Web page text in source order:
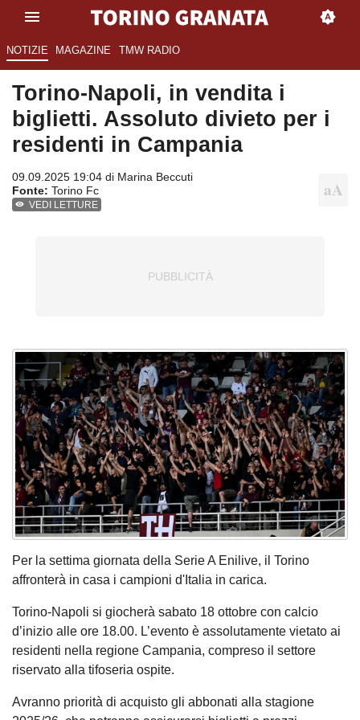
NOTIZIE MAGAZINE TMW RADIO
Torino-Napoli, in vendita i
biglietti. Assoluto divieto per i
residenti in Campania
09.09.2025 19:04 di Marina Beccuti
Fonte: Torino Fc
VEDI LETTURE
Per la settima giornata della Serie A Enilive, il Torino
affronterà in casa i campioni d'Italia in carica.
Torino-Napoli si giocherà sabato 18 ottobre con calcio
d’inizio alle ore 18.00. L’evento è assolutamente vietato ai
residenti nella regione Campania, compreso il settore
riservato alla tifoseria ospite.
Avranno priorità di acquisto gli abbonati alla stagione